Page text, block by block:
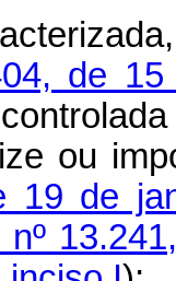
de
ou
19 de
nº